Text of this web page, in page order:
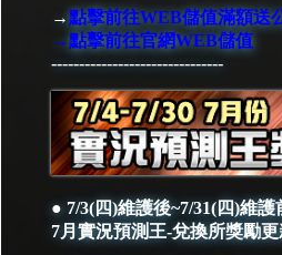
→點擊前往WEB儲值滿額送
→點擊前往官網WEB儲值
-------------------------------
● 7/3(四)維護後~7/31(四)維護
7月實況預測王-兌換所獎勵更